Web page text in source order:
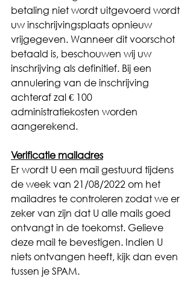
betaling niet wordt uitgevoerd wordt
uw inschrijvingsplaats opnieuw
vrijgegeven. Wanneer dit voorschot
betaald is, beschouwen wij uw
inschrijving als definitief. Bij een
annulering van de inschrijving
achteraf zal € 100
administratiekosten worden
aangerekend.
Verificatie mailadres
Er wordt U een mail gestuurd tijdens
de week van 21/08/2022 om het
mailadres te controleren zodat we er
zeker van zijn dat U alle mails goed
ontvangt in de toekomst. Gelieve
deze mail te bevestigen. Indien U
niets ontvangen heeft, kijk dan even
tussen je SPAM.